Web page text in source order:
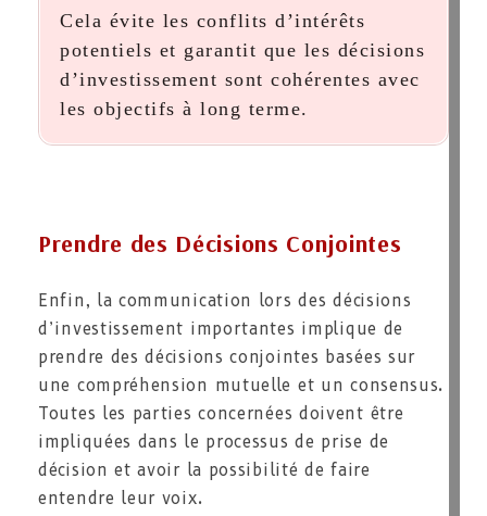
Cela évite les conflits d’intérêts
potentiels et garantit que les décisions
d’investissement sont cohérentes avec
les objectifs à long terme.
Prendre des Décisions Conjointes
Enfin, la communication lors des décisions
d’investissement importantes implique de
prendre des décisions conjointes basées sur
une compréhension mutuelle et un consensus.
Toutes les parties concernées doivent être
impliquées dans le processus de prise de
décision et avoir la possibilité de faire
entendre leur voix.